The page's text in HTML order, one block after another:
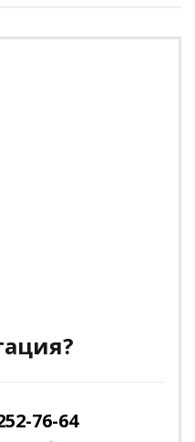
76-64